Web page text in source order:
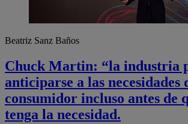
Beatriz Sanz Baños
Chuck Martin: “la industria
anticiparse a las necesidades
consumidor incluso antes de
tenga la necesidad.